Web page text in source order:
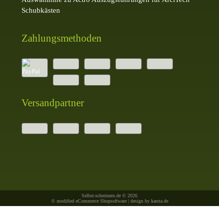
Schubkästen
Zahlungsmethoden
Versandpartner
Selbst-schreinern.de © 2026
© modified eCommerce Shopsoftware | design by karsta.de